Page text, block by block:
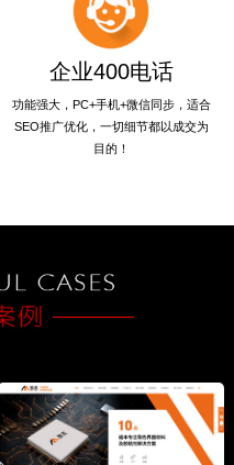
企业400电话
功能强大，PC+手机+微信同步，适合
SEO推广优化，一切细节都以成交为
目的！